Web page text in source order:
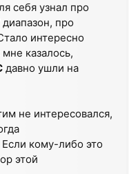
себя узнал про
диапазон, про
интересно
казалось,
давно ушли на
не интересовался,
кому-либо это
этой